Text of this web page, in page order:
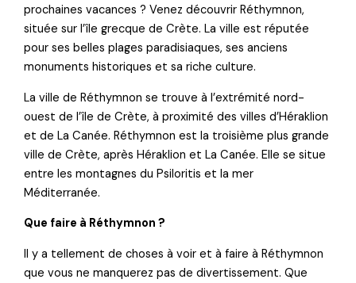
prochaines vacances ? Venez découvrir Réthymnon,
située sur l’île grecque de Crète. La ville est réputée
pour ses belles plages paradisiaques, ses anciens
monuments historiques et sa riche culture.
La ville de Réthymnon se trouve à l’extrémité nord-
ouest de l’île de Crète, à proximité des villes d’Héraklion
et de La Canée. Réthymnon est la troisième plus grande
ville de Crète, après Héraklion et La Canée. Elle se situe
entre les montagnes du Psiloritis et la mer
Méditerranée.
Que faire à Réthymnon ?
Il y a tellement de choses à voir et à faire à Réthymnon
que vous ne manquerez pas de divertissement. Que